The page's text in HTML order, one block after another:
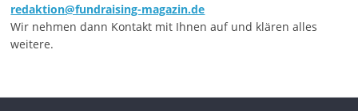
redaktion@fundraising-magazin.de
Wir nehmen dann Kontakt mit Ihnen auf und klären alles
weitere.